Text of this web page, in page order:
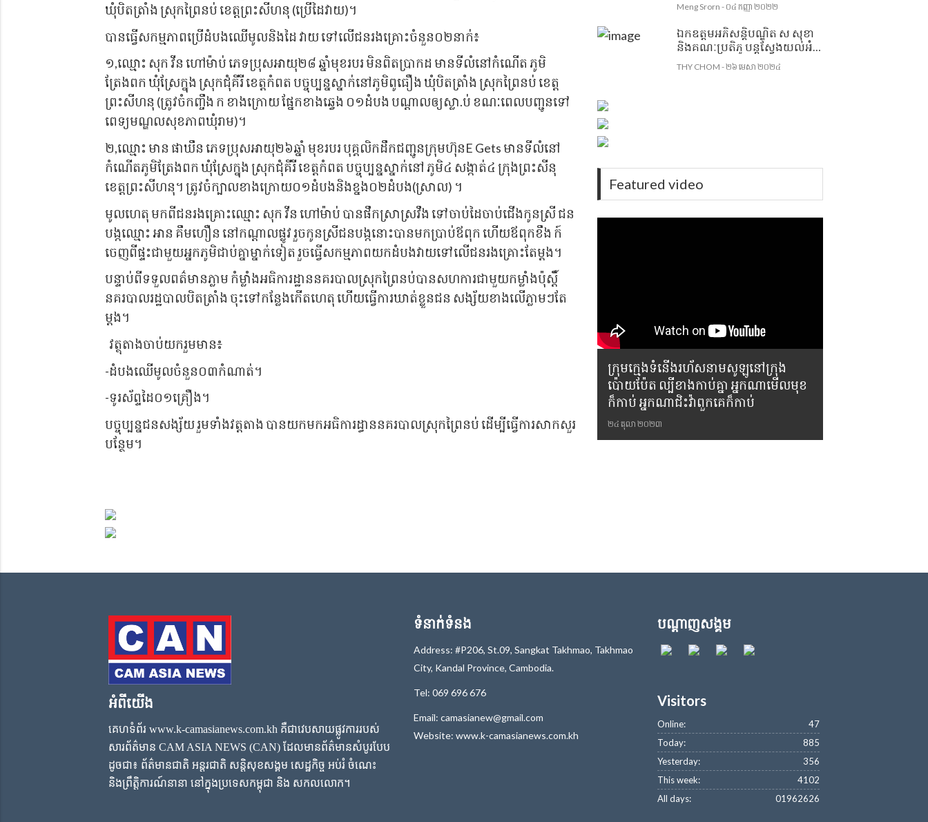
ឃុំបិតត្រាំង ស្រុកព្រៃនប់ ខេត្តព្រះសីហនុ (ប្រើដៃវាយ)។
បានធ្វើសកម្មភាពប្រើដំបងឈើមូលនិងដៃ វាយ ទៅលើជនរងគ្រោះចំនួន០២នាក់៖
១,ឈ្មោះ សុក វីន ហៅម៉ាប់ ភេទប្រុសអាយុ២៨ ឆ្នាំមុខរបរ មិនពិតប្រាកដ មានទីលំនៅកំណើត ភូមិ
ត្រែងពក ឃុំស្រែក្នុង ស្រុកជុំគីរី ខេត្តកំពត បច្ចុប្បន្នស្នាក់នៅភូមិពូធឿង ឃុំបិតត្រាំង ស្រុកព្រៃនប់ ខេត្ត
ព្រះសីហនុ (ត្រូវចំកញ្ចឹង ក ខាងក្រោយ ផ្នែកខាងឆ្វេង ០១ដំបង បណ្តាលឲ្យស្លា.ប់ ខណៈពេលបញ្ជូនទៅ
ពេទ្យមណ្ឌលសុខភាពឃុំរាម)។
២,ឈ្មោះ មាន ផាឃឹន ភេទប្រុសអាយុ២៦ឆ្នាំ មុខរបរ បុគ្គលិកដឹកជញ្ជូនក្រុមហ៊ុនE Gets មានទីលំនៅ
កំណើតភូមិត្រែងពក ឃុំស្រែក្នុង ស្រុកជុំគីរី ខេត្តកំពត បច្ចុប្បន្នស្នាក់នៅ ភូមិ៤ សង្កាត់៤ ក្រុងព្រះសីនុ
ខេត្តព្រះសីហនុ។ ត្រូវចំក្បាលខាងក្រោយ០១ដំបងនិងខ្នង០២ដំបង(ស្រាល) ។
មូលហេតុ មកពីជនរងគ្រោះឈ្មោះ សុក វីន ហៅម៉ាប់ បានផឹកស្រាស្រវឹង ទៅចាប់ដៃចាប់ជើងកូនស្រី ជន
បង្កឈ្មោះ អាន គឹមហឿន នៅកណ្តាលផ្លូវ រួចកូនស្រីជនបង្កនោះបានមកប្រាប់ឪពុក ហើយឪពុកខឹង ក៍
ចេញពីផ្ទះជាមួយអ្នកភូមិជាប់គ្នាម្នាក់ទៀត រួចធ្វើសកម្មភាពយកដំបងវាយទៅលើជនរងគ្រោះតែម្តង។
បន្ទាប់ពីទទួលពត៌មានភ្លាម កំម្លាំងអធិការដ្ឋាននគរបាលស្រុកព្រៃនប់បានសហការជាមួយកម្លាំងប៉ុស្តិ៍
នគរបាលរដ្ឋបាលបិតត្រាំង ចុះទៅកន្លែងកើតហេតុ ហើយធ្វើការឃាត់ខ្លួនជន សង្ស័យខាងលើភ្លាមៗតែ
ម្តង។
​ វត្ថុតាងចាប់យករួមមាន៖
-ដំបងឈើមូលចំនួន០៣កំណាត់។
-ទូរស័ព្ទដៃ០១គ្រឿង។
បច្ចុប្បន្នជនសង្ស័យ រួមទាំងវត្តតាង បានយកមកអធិការដ្ធាននគរបាលស្រុកព្រៃនប់ ដើម្បីធ្វើការសាកសួរ
បន្ថែម។
សិស្សានុសិស្សសាលាបឋមសិក្សា
ពីងពង់
Meng Srorn - ០៤ កញ្ញា ២០២២
ឯកឧត្តមអភិសន្តិបណ្ឌិត ស សុខា
និងគណៈប្រតិភូ បន្តស្វែងយល់អំពី
យុវជនអាល្លឺម៉ង់ ក្នុងកិច្ចការ
រដ្ឋបាលមូលដ្ឋាន និងកិច្ចសហ
THY CHOM - ២៦ មេសា ២០២៤
Featured video
ក្រុមក្មេងទំនើងរហ័សនាមសូឡូនៅក្រុង
ប៉ោយប៉ែត ល្បីខាងកាប់គ្នា អ្នកណាមើលមុខ
ក៏កាប់ អ្នកណាជិះវ៉ាពួកគេក៏កាប់
២៤ តុលា ២០២៣
អំពីយើង
គេហទំព័រ www.k-camasianews.com.kh គឺជាវេបសាយផ្លូវការរបស់
សារព័ត៌មាន CAM ASIA NEWS (CAN) ដែលមានព័ត៌មានសំបូរបែប
ដូចជា៖ ព័ត៌មានជាតិ អន្តរជាតិ សន្តិសុខសង្គម សេដ្ឋកិច្ច អប់រំ ចំណេះ
និងព្រឹត្តិការណ៍នានា នៅក្នុងប្រទេសកម្ពុជា និង សកលលោក។
ទំនាក់ទំនង
Address: #P206, St.09, Sangkat Takhmao, Takhmao
City, Kandal Province, Cambodia.
Tel: 069 696 676
Email: camasianew@gmail.com
Website: www.k-camasianews.com.kh
បណ្តាញសង្គម
Visitors
Online:
47
Today:
885
Yesterday:
356
This week:
4102
All days:
01962626